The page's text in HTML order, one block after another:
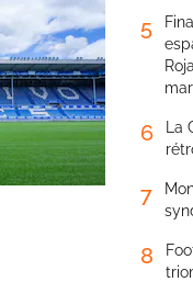
5
6
7
8